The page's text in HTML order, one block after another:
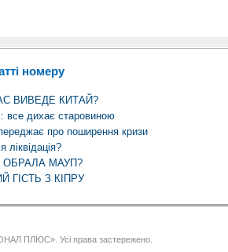
номеру
ВИВЕДЕ КИТАЙ?
все дихає старовиною
про поширення кризи
ліквідація?
МАУП?
ГІСТЬ З КІПРУ
ПЛЮС». Усі права застережено.